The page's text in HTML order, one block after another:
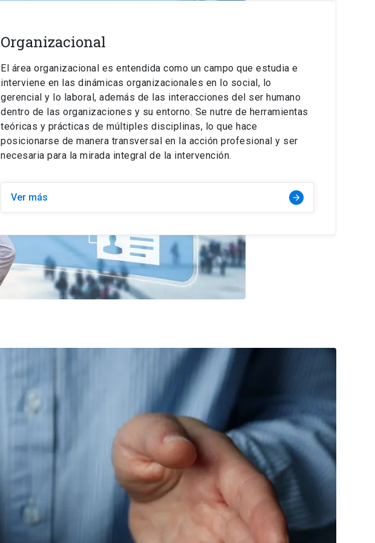
Organizacional
El área organizacional es entendida como un campo que estudia e
interviene en las dinámicas organizacionales en lo social, lo
gerencial y lo laboral, además de las interacciones del ser humano
dentro de las organizaciones y su entorno. Se nutre de herramientas
teóricas y prácticas de múltiples disciplinas, lo que hace
posicionarse de manera transversal en la acción profesional y ser
necesaria para la mirada integral de la intervención.
Ver más arrow_forward